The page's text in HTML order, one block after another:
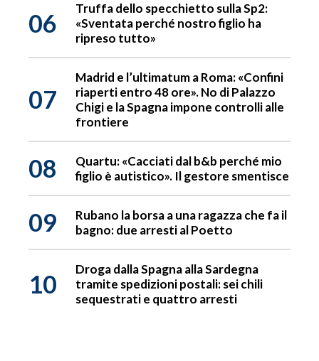
06
Truffa dello specchietto sulla Sp2:
«Sventata perché nostro figlio ha
ripreso tutto»
07
Madrid e l’ultimatum a Roma: «Confini
riaperti entro 48 ore». No di Palazzo
Chigi e la Spagna impone controlli alle
frontiere
08
Quartu: «Cacciati dal b&b perché mio
figlio è autistico». Il gestore smentisce
09
Rubano la borsa a una ragazza che fa il
bagno: due arresti al Poetto
10
Droga dalla Spagna alla Sardegna
tramite spedizioni postali: sei chili
sequestrati e quattro arresti